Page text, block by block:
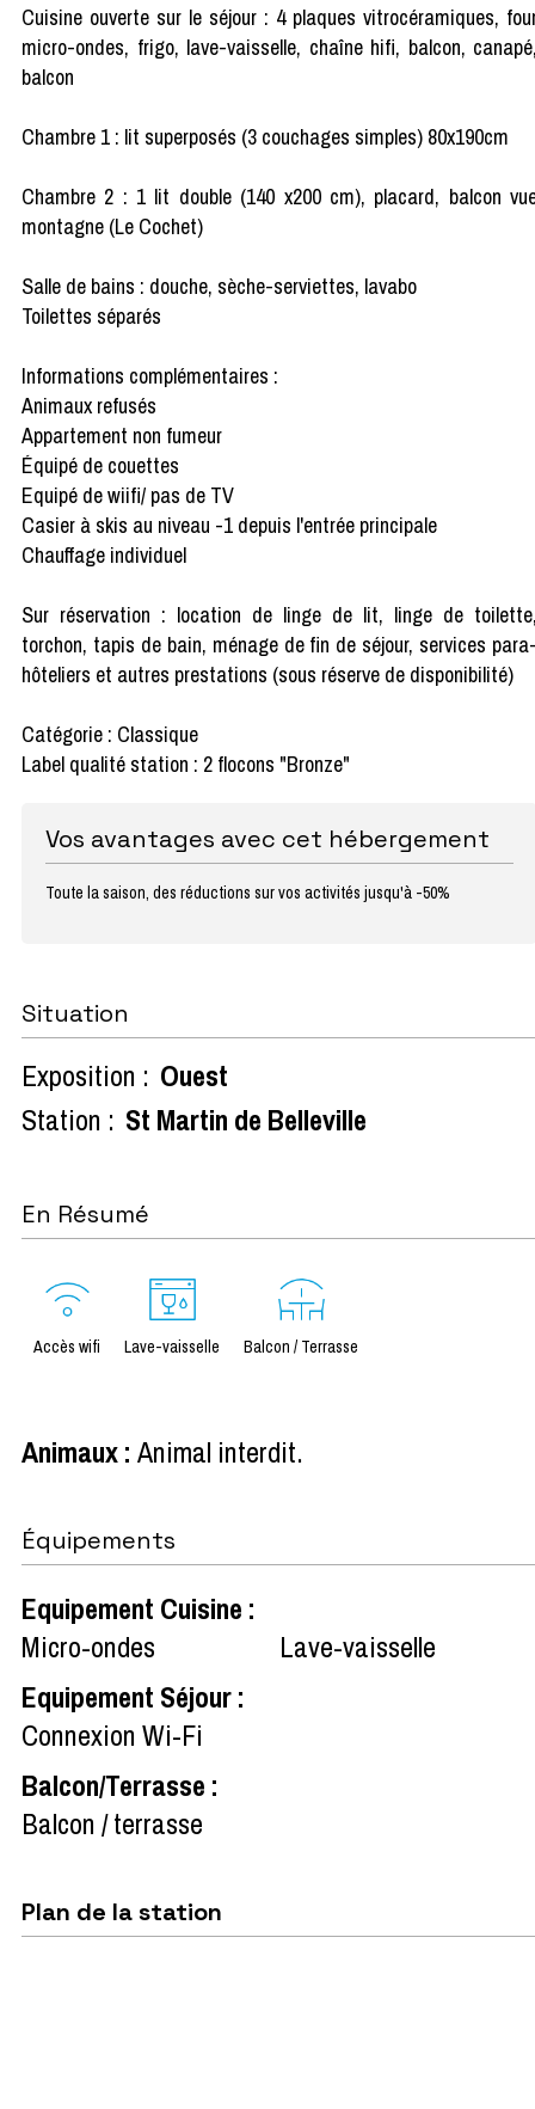
Cuisine ouverte sur le séjour : 4 plaques vitrocéramiques,
micro-ondes, frigo, lave-vaisselle, chaîne hifi, balcon,
balcon
Chambre 1 : lit superposés (3 couchages simples) 80x190cm
Chambre 2 : 1 lit double (140 x200 cm), placard, balcon
montagne (Le Cochet)
Salle de bains : douche, sèche-serviettes, lavabo
Toilettes séparés
Informations complémentaires :
Animaux refusés
Appartement non fumeur
Équipé de couettes
Equipé de wiifi/ pas de TV
Casier à skis au niveau -1 depuis l'entrée principale
Chauffage individuel
Sur réservation : location de linge de lit, linge de
torchon, tapis de bain, ménage de fin de séjour, services
hôteliers et autres prestations (sous réserve de disponibilité)
Catégorie : Classique
Label qualité station : 2 flocons "Bronze"
Vos avantages avec cet hébergement
Toute la saison, des réductions sur vos activités jusqu'à -50%
Situation
Exposition : Ouest
Station : St Martin de Belleville
En Résumé
Accès wifi Lave-vaisselle Balcon / Terrasse
Animaux: Animal interdit
Équipements
Equipement Cuisine :
Micro-ondes
Lave-vaisselle
Equipement Séjour:
Connexion Wi-Fi
Balcon/Terrasse :
Balcon / terrasse
Plan de la station